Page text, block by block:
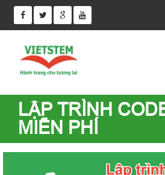
LẬP TRÌNH
MIỄN PHÍ